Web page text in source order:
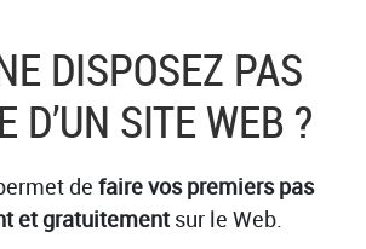
DISPOSEZ PAS
D’UN SITE WEB ?
de faire vos premiers pas
et gratuitementsur le Web.